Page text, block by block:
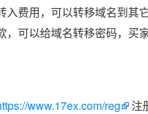
入费用，可以转移域名到其
，可以给域名转移密码，买
www.17ex.com/reg
注